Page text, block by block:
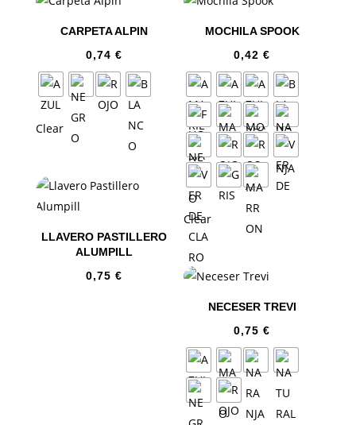
CARPETA ALPIN
0,74 €
Clear
MOCHILA SPOOK
0,42€
Clear
LLAVERO PASTILLERO
ALUMPILL
0,75 €
NECESER TREVI
0,75€